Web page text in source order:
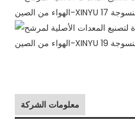
معلومات الشركة